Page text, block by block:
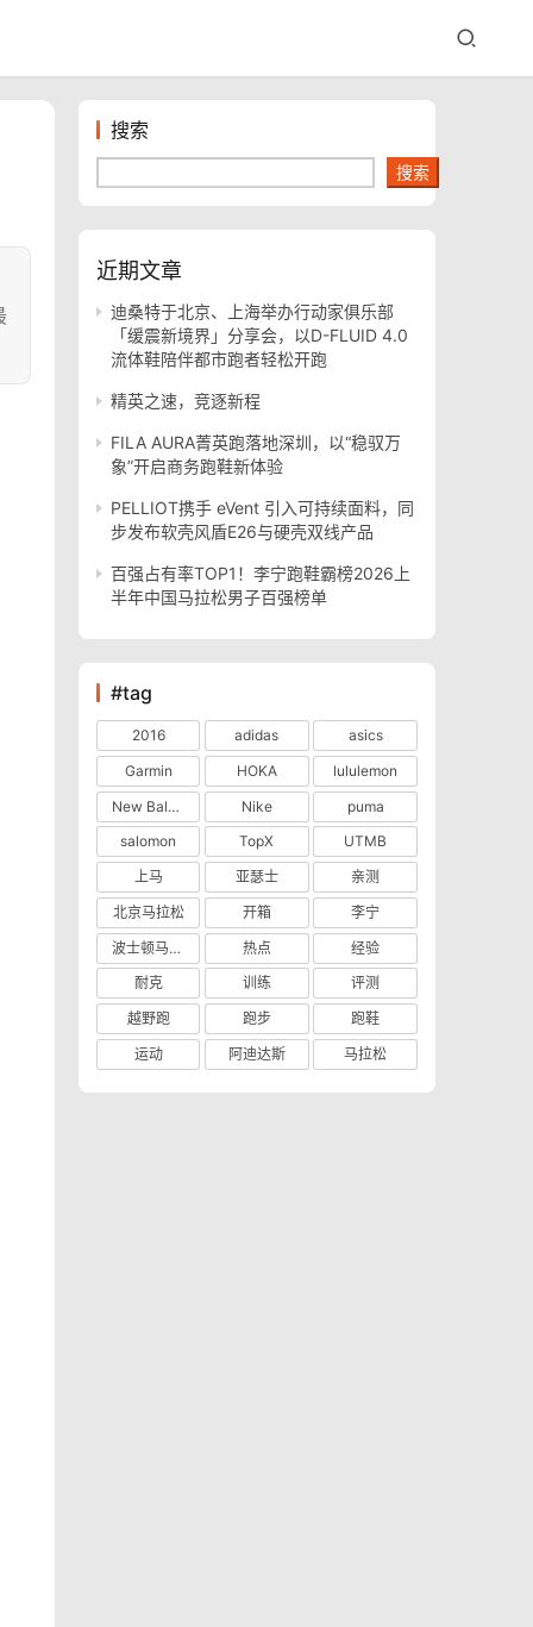
搜索
搜索
近期文章
迪桑特于北京、上海举办行动家俱乐部
「缓震新境界」分享会，以D-FLUID 4.0
流体鞋陪伴都市跑者轻松开跑
精英之速，竞逐新程
FILA AURA菁英跑落地深圳，以“稳驭万
象”开启商务跑鞋新体验
PELLIOT携手 eVent 引入可持续面料，同
步发布软壳风盾E26与硬壳双线产品
百强占有率TOP1！李宁跑鞋霸榜2026上
半年中国马拉松男子百强榜单
#tag
2016 adidas
asics
Garmin
HOKA
lululemon
New Balance
Nike
puma
salomon
TopX
UTMB
上马
亚瑟士
亲测
北京马拉松
开箱
李宁
波士顿马拉松
热点
经验
耐克
训练
评测
越野跑
跑步
跑鞋
运动
阿迪达斯 马拉松